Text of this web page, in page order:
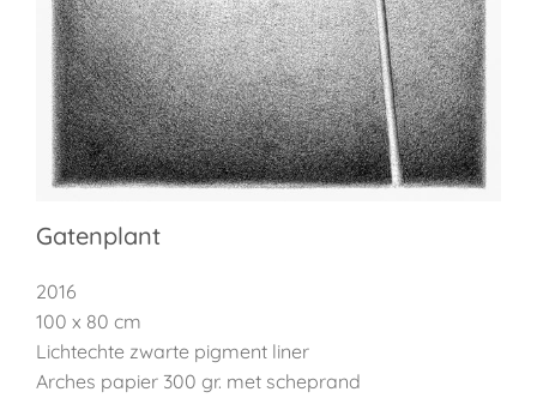
Gatenplant
2016
100 x 80 cm
Lichtechte zwarte pigment liner
Arches papier 300 gr. met scheprand